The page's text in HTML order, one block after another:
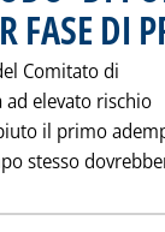
DI
Comitato di
elevato rischio
il primo
stesso